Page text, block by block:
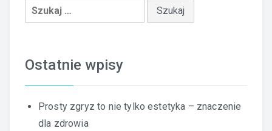
Szukaj:
Ostatnie wpisy
Prosty zgryz to nie tylko estetyka – znaczenie
dla zdrowia